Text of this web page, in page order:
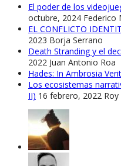
El poder de los
octubre, 2024 Federico
EL CONFLICTO
2023 Borja Serrano
Death Stranding y el
2022 Juan Antonio Roa
Hades: In Ambrosia
Los ecosistemas
II) 16 febrero, 2022